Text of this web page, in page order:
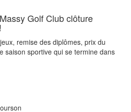
Golf Club clôture
remise des diplômes, prix du
saison sportive qui se termine dans